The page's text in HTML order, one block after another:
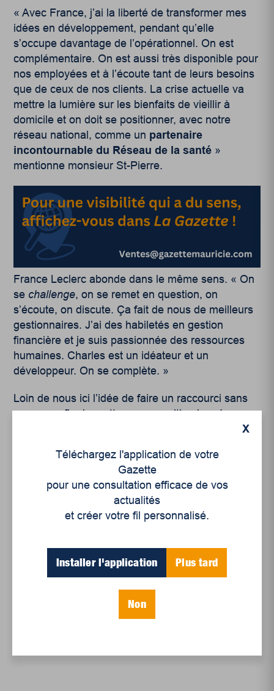
« Avec France, j’ai la liberté de transformer mes
idées en développement, pendant qu’elle
s’occupe davantage de l’opérationnel. On est
complémentaire. On est aussi très disponible pour
nos employées et à l’écoute tant de leurs besoins
que de ceux de nos clients. La crise actuelle va
mettre la lumière sur les bienfaits de vieillir à
domicile et on doit se positionner, avec notre
réseau national, comme un partenaire
incontournable du Réseau de la santé »
mentionne monsieur St-Pierre.
France Leclerc abonde dans le même sens. « On
se challenge, on se remet en question, on
s’écoute, on discute. Ça fait de nous de meilleurs
gestionnaires. J’ai des habiletés en gestion
financière et je suis passionnée des ressources
humaines. Charles est un idéateur et un
développeur. On se complète. »
Loin de nous ici l’idée de faire un raccourci sans
nuances afin de mettre en opposition les réseaux
publics, privés et collectifs en santé. C’est toute
d’être repensée. Des avenues sont à étudier, par
exemple, la bonification des ressources pour le
maintien à domicile des aînés. Parce que les
entreprises collectives cherchent d’abord à
répondre aux besoins plutôt que la recherche du
terme de soins de santé.
Et si demain nous permettait de diminuer les
personnes et des communautés et ce, par le biais
X
Téléchargez l'application de votre
Gazette
pour une consultation efficace de vos
actualités
et créer votre fil personnalisé.
Installer l'application Plus tard
Non